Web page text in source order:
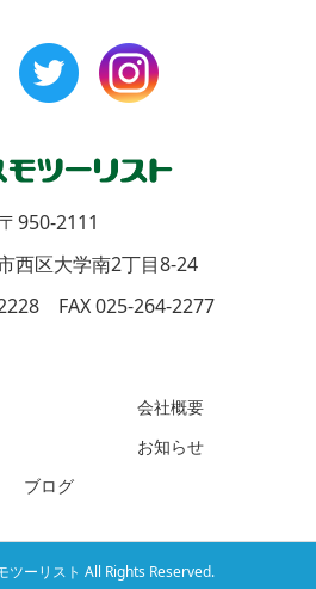
〒950-2111
西区大学南2丁目8-24
FAX 025-264-2277
会社概要
お知らせ
ブログ
ーリスト All Rights Reserved.